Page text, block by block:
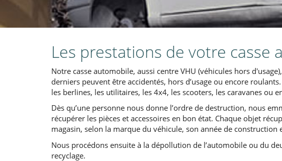
Les prestations de votre casse
Notre casse automobile, aussi centre VHU (véhicules hors
derniers peuvent être accidentés, hors d’usage ou encore
les berlines, les utilitaires, les 4x4, les scooters, les caravanes ou
Dès qu’une personne nous donne l’ordre de destruction, nous
récupérer les pièces et accessoires en bon état. Chaque objet
magasin, selon la marque du véhicule, son année de construction
Nous procédons ensuite à la dépollution de l’automobile ou du
recyclage.